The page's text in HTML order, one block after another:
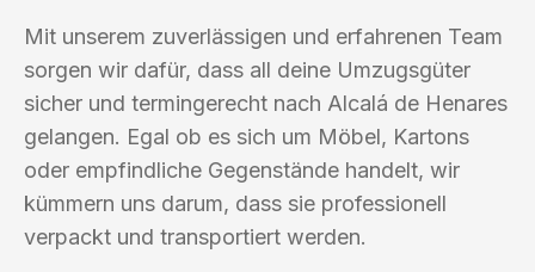
Mit unserem zuverlässigen und erfahrenen Team
sorgen wir dafür, dass all deine Umzugsgüter
sicher und termingerecht nach Alcalá de Henares
gelangen. Egal ob es sich um Möbel, Kartons
oder empfindliche Gegenstände handelt, wir
kümmern uns darum, dass sie professionell
verpackt und transportiert werden.